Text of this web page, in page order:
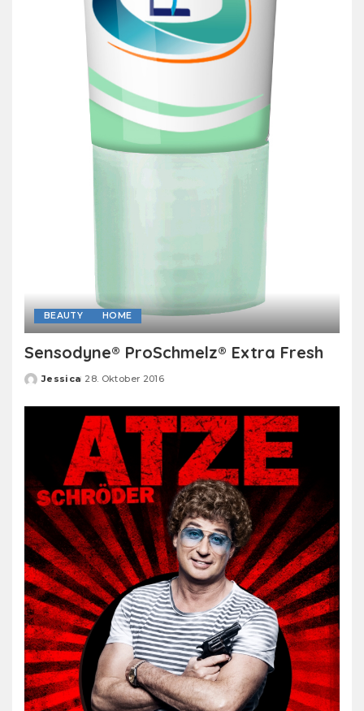
BEAUTY HOME
Sensodyne® ProSchmelz® Extra Fresh
Posted
Jessica 28. Oktober 2016